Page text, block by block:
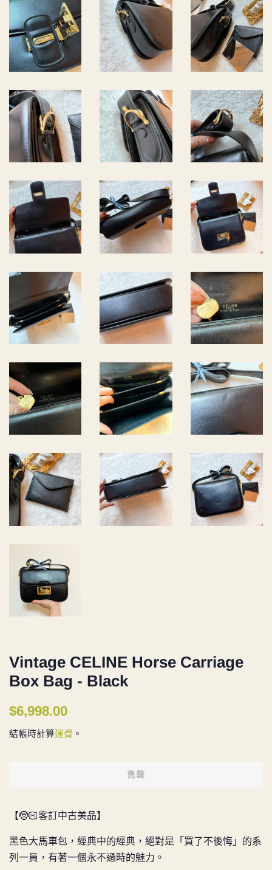
Vintage CELINE Horse Carriage
Box Bag - Black
定
$6,998.00
結帳時計算運費 。
售罄
【🤶🏻客訂中古美品】
黑色大馬車包，經典中的經典，絕對是「買了不後悔」的系
列一員，有著一個永不過時的魅力。